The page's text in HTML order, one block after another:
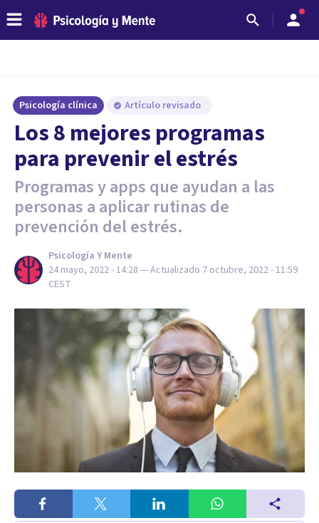
Psicología clínica Artículo revisado
Los 8 mejores programas
para prevenir el estrés
Programas y apps que ayudan a las
personas a aplicar rutinas de
prevención del estrés.
Psicología Y Mente
24 mayo, 2022 - 14:28 — Actualizado 7 octubre, 2022 - 11:59
CEST